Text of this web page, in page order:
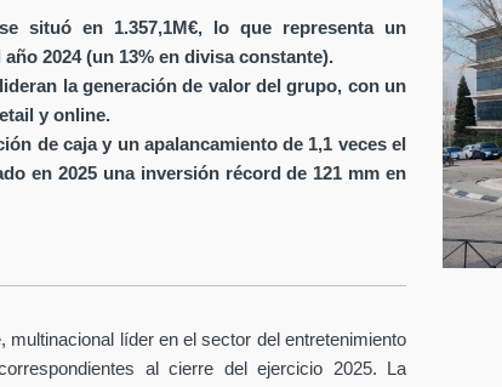
situó en 1.357,1M€, lo que representa un
2024 (un 13% en divisa constante).
la generación de valor del grupo, con un
y online.
de caja y un apalancamiento de 1,1 veces el
en 2025 una inversión récord de 121 mm en
multinacional líder en el sector del entretenimiento
al cierre del ejercicio 2025. La